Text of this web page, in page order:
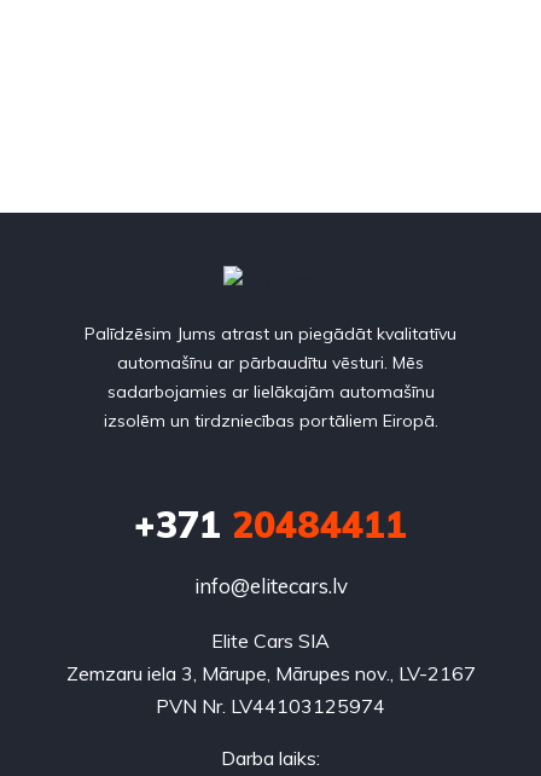
Palīdzēsim Jums atrast un piegādāt kvalitatīvu
automašīnu ar pārbaudītu vēsturi. Mēs
sadarbojamies ar lielākajām automašīnu
izsolēm un tirdzniecības portāliem Eiropā.
+371 20484411
info@elitecars.lv
Elite Cars SIA
Zemzaru iela 3, Mārupe, Mārupes nov., LV-2167
PVN Nr. LV44103125974
Darba laiks: